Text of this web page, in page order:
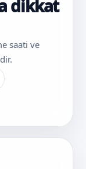
dikkat
saati ve